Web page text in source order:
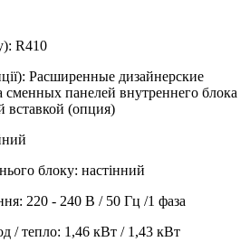
: R410
: Расширенные дизайнерские
панелей внутреннего блока
вставкой (опция)
блоку: настінний
: 220 - 240 В / 50 Гц /1 фаза
/ тепло: 1,46 кВт / 1,43 кВт